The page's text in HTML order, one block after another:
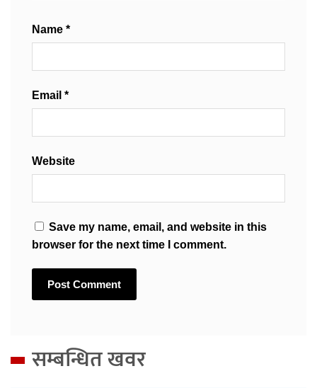
Name *
Email *
Website
Save my name, email, and website in this
browser for the next time I comment.
सम्बन्धित खवर